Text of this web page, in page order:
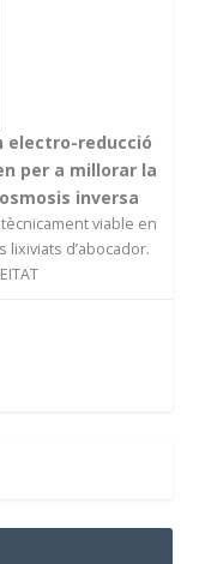
electro-reducció
per a millorar la
inversa
viable en
lixiviats d’abocador.